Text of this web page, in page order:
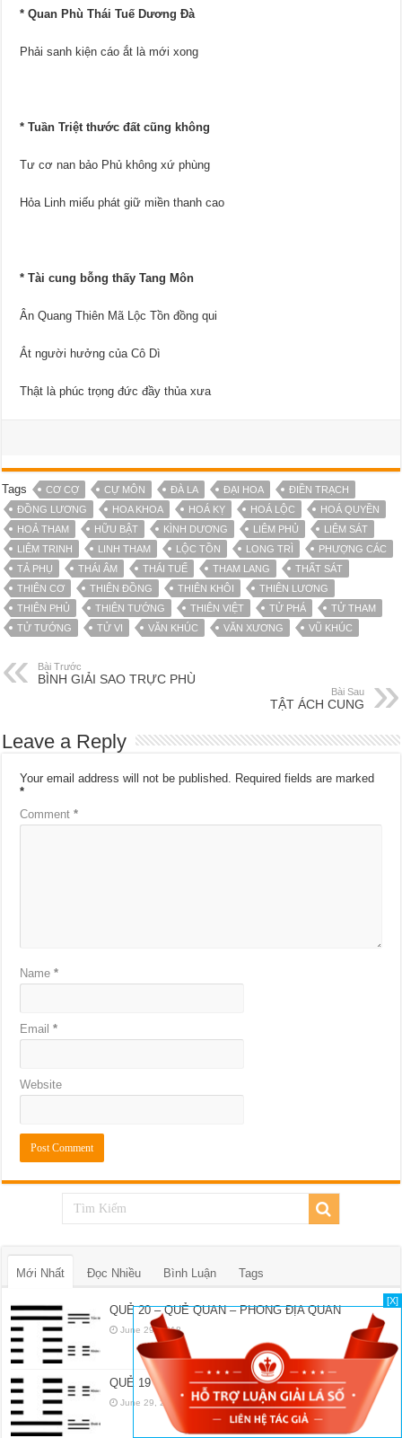
* Quan Phù Thái Tuế Dương Đà
Phải sanh kiện cáo ắt là mới xong
* Tuần Triệt thước đất cũng không
Tư cơ nan bảo Phủ không xứ phùng
Hỏa Linh miếu phát giữ miền thanh cao
* Tài cung bỗng thấy Tang Môn
Ân Quang Thiên Mã Lộc Tồn đồng qui
Ắt người hưởng của Cô Dì
Thật là phúc trọng đức đầy thủa xưa
Tags CƠ CỢ CỰ MÔN ĐÀ LA ĐẠI HOA
ĐIỀN TRẠCH
ĐỒNG LƯƠNG
HOA KHOA HOÁ KỴ HOÁ LỘC
HOÁ QUYỀN
HOẢ THAM
HỮU BẬT KÌNH DƯƠNG LIÊM PHỦ
LIÊM SÁT
LIÊM TRINH
LINH THAM LỘC TỒN LONG TRÌ
PHƯỢNG CÁC
TẢ PHỤ
THÁI ÂM THÁI TUẾ THAM LANG
THẤT SÁT
THIÊN CƠ
THIÊN ĐỒNG THIÊN KHÔI
THIÊN LƯƠNG
THIÊN PHỦ
THIÊN TƯỚNG THIÊN VIỆT TỬ PHÁ
TỬ THAM
TỬ TƯỚNG
TỬ VI VĂN KHÚC VĂN XƯƠNG VŨ KHÚC
Bài Trước
BÌNH GIẢI SAO TRỰC PHÙ
Bài Sau
TẬT ÁCH CUNG
Leave a Reply
Your email address will not be published.
Required fields are marked
*
Comment*
Name*
Email*
Website
Mới Nhất Đọc Nhiều Bình Luận Tags
QUẺ 20 – QUẺ QUAN – PHONG ĐỊA QUAN
June 29, 2018
QUẺ 19 – QUẺ LÂM – ĐỊA TRẠCH LÂM
June 29, 2018
[X]